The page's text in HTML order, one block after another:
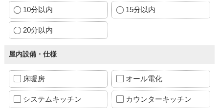
10分以内 15分以内
20分以内
屋内設備・仕様
床暖房 オール電化
システムキッチン カウンターキッチン